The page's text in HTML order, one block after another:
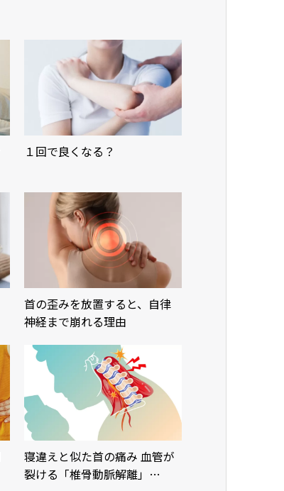
１回で良くなる？
首の歪みを放置すると、自律
神経まで崩れる理由
寝違えと似た首の痛み 血管が
裂ける「椎骨動脈解離」…